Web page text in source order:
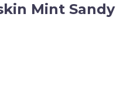
Mint Sandy